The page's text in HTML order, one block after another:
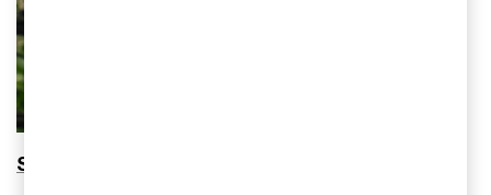
Se PwC:s sändningar från Almedalen